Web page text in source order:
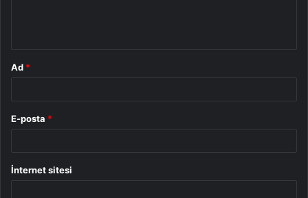
Ad *
E-posta *
İnternet sitesi